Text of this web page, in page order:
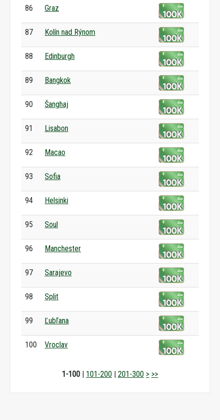
86 Graz
87 Kolín nad Rýnom
88 Edinburgh
89 Bangkok
90 Šanghaj
91 Lisabon
92 Macao
93 Sofia
94 Helsinki
95 Soul
96 Manchester
97 Sarajevo
98 Split
99 Ľubľana
100 Vroclav
1-100 | 101-200 | 201-300 > >>